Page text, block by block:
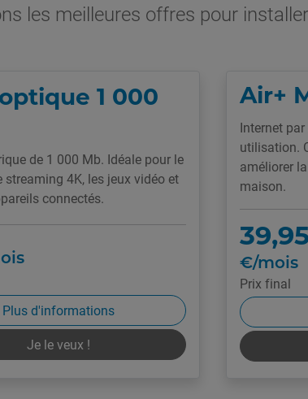
les meilleures offres pour
1 000
de 1 000 Mb. Idéale pour le
streaming 4K, les jeux vidéo et
connectés.
Plus d'informations
Je le veux !
Air+
Internet
utilisation.
améliorer
maison.
39,95
€/mois
Prix final